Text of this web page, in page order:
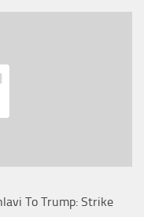
To Trump: Strike